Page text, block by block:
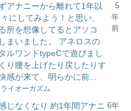
アナニーから離れて1年以
にしてみよう！と思い、
所を想像してるとアソコ
まいました。 アネロスの
ルワンドtypeCで遊びまし
り腰を上げたり戻したりす
感が来て、明らかに前...
5
年
前
ライオーガズム
じなくなり 約1年間アナニ 6年